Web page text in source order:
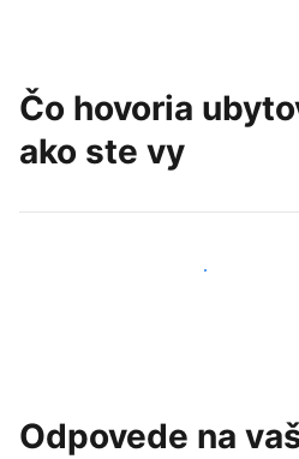
Čo hovoria
ako ste vy
Pridať sa k podobným
Odpovede na